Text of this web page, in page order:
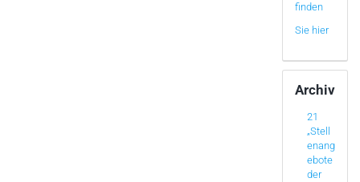
finden
Sie hier
Archiv
21
„Stell
enang
ebote
der